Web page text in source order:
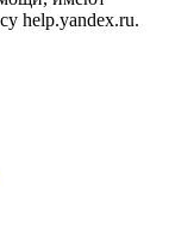
help.yandex.ru.